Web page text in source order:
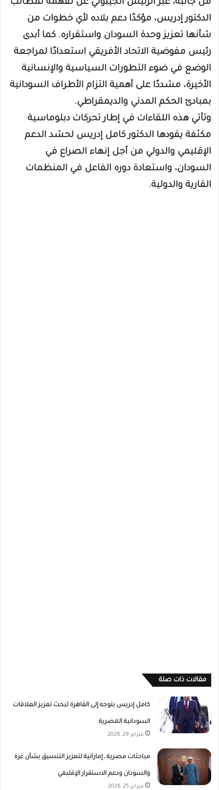
من جانبه، عبّر الرئيس الجيبوتي عن تفهمه لمطالب
الدكتور إدريس، مؤكدًا دعم بلاده لأي خطوات من
شأنها تعزيز وحدة السودان واستقراره. كما أبدى
رئيس مفوضية الاتحاد الأفريقي استعدادًا لمراجعة
الوضع في ضوء التطورات السياسية والإنسانية
الأخيرة، مشددًا على أهمية التزام الأطراف السودانية
بمبادئ الحكم المدني والديمقراطي.
وتأتي هذه اللقاءات في إطار تحركات دبلوماسية
مكثفة يقودها الدكتور كامل إدريس لحشد الدعم
الإقليمي والدولي من أجل إنهاء الصراع في
السودان، واستعادة دوره الفاعل في المنظمات
القارية والدولية.
مقالات ذات صلة
كامل إدريس يتوجه إلى القاهرة لبحث تعزيز العلاقات
السودانية المصرية
فبراير 26, 2026
مباحثات مصرية ـ إماراتية لتعزيز التنسيق بشأن غزة
والسودان ودعم الاستقرار الإقليمي
فبراير 25, 2026